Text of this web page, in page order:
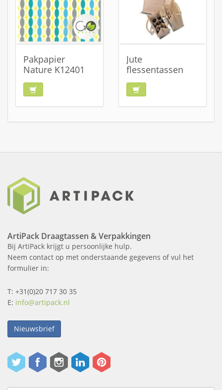
Pakpapier
Nature K12401
Jute
flessentassen
ArtiPack Draagtassen & Verpakkingen
Bij ArtiPack krijgt u persoonlijke hulp.
Neem contact op met onderstaande gegevens of vul het
formulier in:
T: +31(0)20 717 30 35
E: info@artipack.nl
Nieuwsbrief